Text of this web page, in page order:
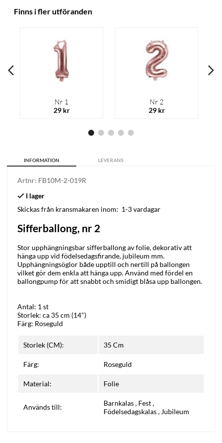
Finns i fler utföranden
Nr 1
29 kr
Nr 2
29 kr
INFORMATION LEVERANS
Artnr: FB10M-2-019R
Skickas från kransmakaren inom: 1-3 vardagar
Sifferballong, nr 2
Stor upphängningsbar sifferballong av folie, dekorativ att
hänga upp vid födelsedagsfirande, jubileum mm.
Upphängningsöglor både upptill och nertill på ballongen
vilket gör dem enkla att hänga upp. Använd med fördel en
ballongpump för att snabbt och smidigt blåsa upp ballongen.
Antal: 1 st
Storlek: ca 35 cm (14")
Färg: Roseguld
Storlek (CM): 35 Cm
Färg: Roseguld
Material: Folie
Används till: Barnkalas, Fest,
Födelsedagskalas, Jubileum